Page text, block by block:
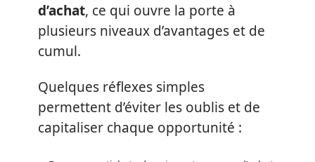
d’achat, ce qui ouvre la porte à
plusieurs niveaux d’avantages et de
cumul.
Quelques réflexes simples
permettent d’éviter les oublis et de
capitaliser chaque opportunité :